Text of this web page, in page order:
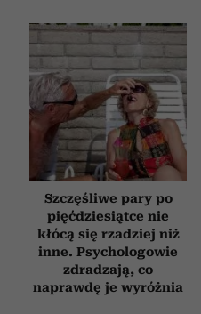
Szczęśliwe pary po
pięćdziesiątce nie
kłócą się rzadziej niż
inne. Psychologowie
zdradzają, co
naprawdę je wyróżnia